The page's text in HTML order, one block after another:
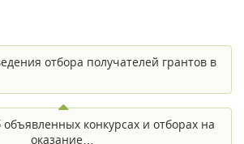
отбора получателей грантов в
конкурсах и отборах на
оказание…